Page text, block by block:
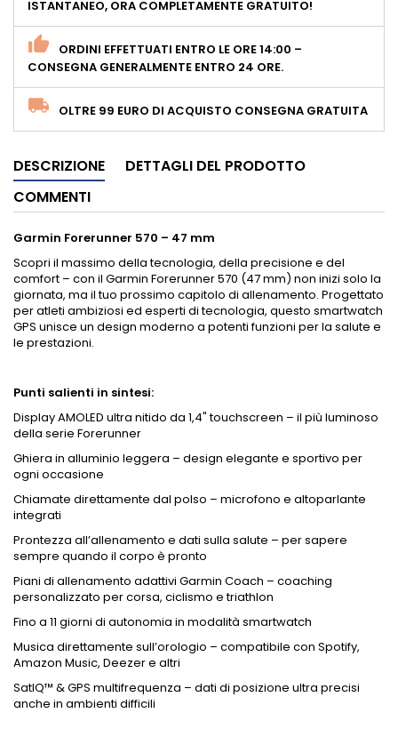
ISTANTANEO, ORA COMPLETAMENTE GRATUITO!
ORDINI EFFETTUATI ENTRO LE ORE 14:00 –
CONSEGNA GENERALMENTE ENTRO 24 ORE.
OLTRE 99 EURO DI ACQUISTO CONSEGNA GRATUITA
DESCRIZIONE
DETTAGLI DEL PRODOTTO
COMMENTI
Garmin Forerunner 570 – 47 mm
Scopri il massimo della tecnologia, della precisione e del
comfort – con il Garmin Forerunner 570 (47 mm) non inizi solo la
giornata, ma il tuo prossimo capitolo di allenamento. Progettato
per atleti ambiziosi ed esperti di tecnologia, questo smartwatch
GPS unisce un design moderno a potenti funzioni per la salute e
le prestazioni.
Punti salienti in sintesi:
Display AMOLED ultra nitido da 1,4" touchscreen – il più luminoso
della serie Forerunner
Ghiera in alluminio leggera – design elegante e sportivo per
ogni occasione
Chiamate direttamente dal polso – microfono e altoparlante
integrati
Prontezza all’allenamento e dati sulla salute – per sapere
sempre quando il corpo è pronto
Piani di allenamento adattivi Garmin Coach – coaching
personalizzato per corsa, ciclismo e triathlon
Fino a 11 giorni di autonomia in modalità smartwatch
Musica direttamente sull’orologio – compatibile con Spotify,
Amazon Music, Deezer e altri
SatIQ™ & GPS multifrequenza – dati di posizione ultra precisi
anche in ambienti difficili